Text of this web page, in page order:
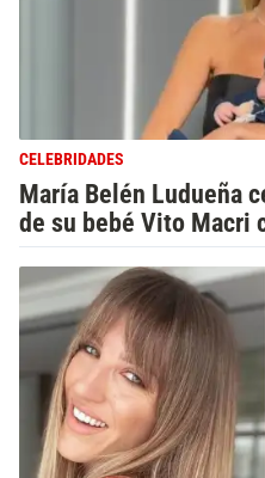
CELEBRIDADES
María Belén Ludueña
de su bebé Vito Macri